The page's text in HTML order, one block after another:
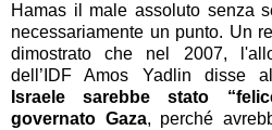
Hamas il male assoluto senza
necessariamente un punto. Un
dimostrato che nel 2007,
dell’IDF Amos Yadlin disse
Israele sarebbe stato
governato Gaza, perché